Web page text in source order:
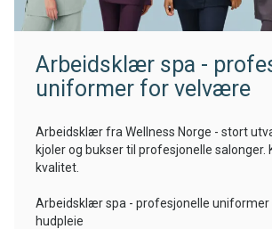
Arbeidsklær spa -
uniformer for velvære
Arbeidsklær fra Wellness Norge - stort
kjoler og bukser til profesjonelle salonger.
kvalitet.
Arbeidsklær spa - profesjonelle
hudpleie